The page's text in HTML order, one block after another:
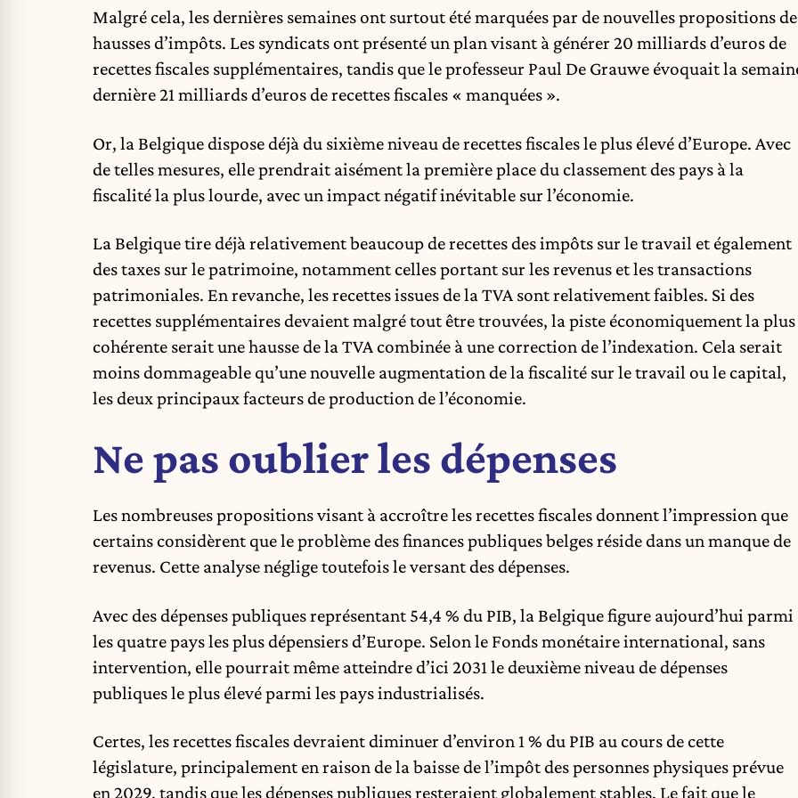
Malgré cela, les dernières semaines ont surtout été marquées par de nouvelles propositions de
hausses d’impôts. Les syndicats ont présenté un plan visant à générer 20 milliards d’euros de
recettes fiscales supplémentaires, tandis que le professeur Paul De Grauwe évoquait la
dernière 21 milliards d’euros de recettes fiscales « manquées ».
Or, la Belgique dispose déjà du sixième niveau de recettes fiscales le plus élevé d’Europe. Avec
de telles mesures, elle prendrait aisément la première place du classement des pays à la
fiscalité la plus lourde, avec un impact négatif inévitable sur l’économie.
La Belgique tire déjà relativement beaucoup de recettes des impôts sur le travail et également
des taxes sur le patrimoine, notamment celles portant sur les revenus et les transactions
patrimoniales. En revanche, les recettes issues de la TVA sont relativement faibles. Si des
recettes supplémentaires devaient malgré tout être trouvées, la piste économiquement la plus
cohérente serait une hausse de la TVA combinée à une correction de l’indexation. Cela serait
moins dommageable qu’une nouvelle augmentation de la fiscalité sur le travail ou le capital,
les deux principaux facteurs de production de l’économie.
Ne pas oublier les dépenses
Les nombreuses propositions visant à accroître les recettes fiscales donnent l’impression que
certains considèrent que le problème des finances publiques belges réside dans un manque de
revenus. Cette analyse néglige toutefois le versant des dépenses.
Avec des dépenses publiques représentant 54,4 % du PIB, la Belgique figure aujourd’hui parmi
les quatre pays les plus dépensiers d’Europe. Selon le Fonds monétaire international, sans
intervention, elle pourrait même atteindre d’ici 2031 le deuxième niveau de dépenses
publiques le plus élevé parmi les pays industrialisés.
Certes, les recettes fiscales devraient diminuer d’environ 1 % du PIB au cours de cette
législature, principalement en raison de la baisse de l’impôt des personnes physiques prévue
en 2029, tandis que les dépenses publiques resteraient globalement stables. Le fait que le